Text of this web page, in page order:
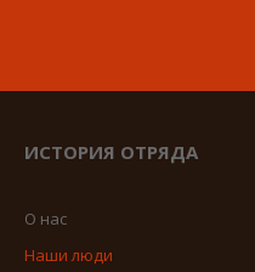
ИСТОРИЯ ОТРЯДА
О нас
Наши люди